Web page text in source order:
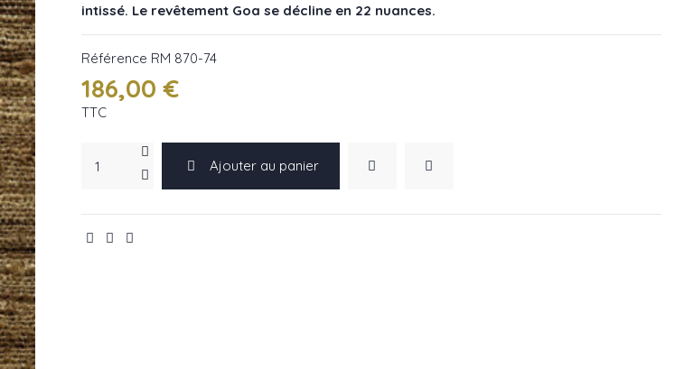
intissé. Le revêtement Goa se décline en 22 nuances.
Référence RM 870-74
186,00 €
TTC
Ajouter au panier